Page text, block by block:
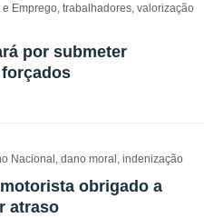
e Emprego, trabalhadores, valorização
por submeter
Nacional , dano moral , indenização
obrigado a
atraso